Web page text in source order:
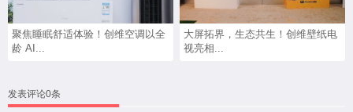
聚焦睡眠舒适体验！创维空调以全
龄 AI...
大屏拓界，生态共生！创维壁纸电
视亮相...
发表评论0条